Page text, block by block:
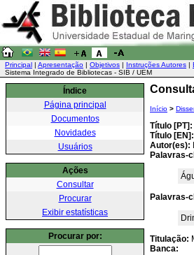
Principal | Apresentação | Objetivos | Instruções Autores |
Sistema Integrado de Bibliotecas - SIB / UEM
Índice
Página principal
Documentos
Novidades
Usuários
Ações
Consultar
Procurar
Exibir estatísticas
Procurar por:
Início >
Título [PT]:
Título [EN]:
Autor(es):
Palavras-
Palavras-
Titulação:
Banca: